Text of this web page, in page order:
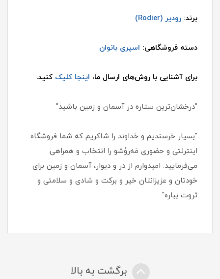
برند: رودیر (Rodier)
دسته فروشگاهی: اسپری بانوان
برای آشنایی با روش‌های ارسال ما، اینجا کلیک کنید.
"درخشان‌ترین ستاره در آسمان و زمین باشید"
"بسیار خرسندیم و خداوند را شاکریم که شما فروشگاه
اینترنتی و حضوری مَه‌روُشو را انتخاب و همراهی
می‌فرمایید. امیدوارم از در و دیوار، آسمان و زمین برای
خودتان و عزیزانتان خیر و برکت و شادی و سلامتی و
ثروت بباره"
برگشت به بالا